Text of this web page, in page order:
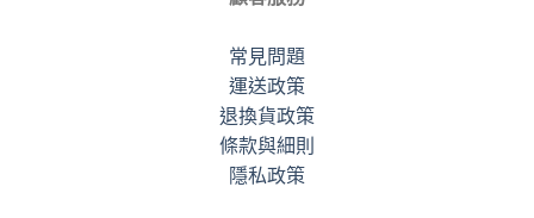
常見問題
運送政策
退換貨政策
條款與細則
隱私政策